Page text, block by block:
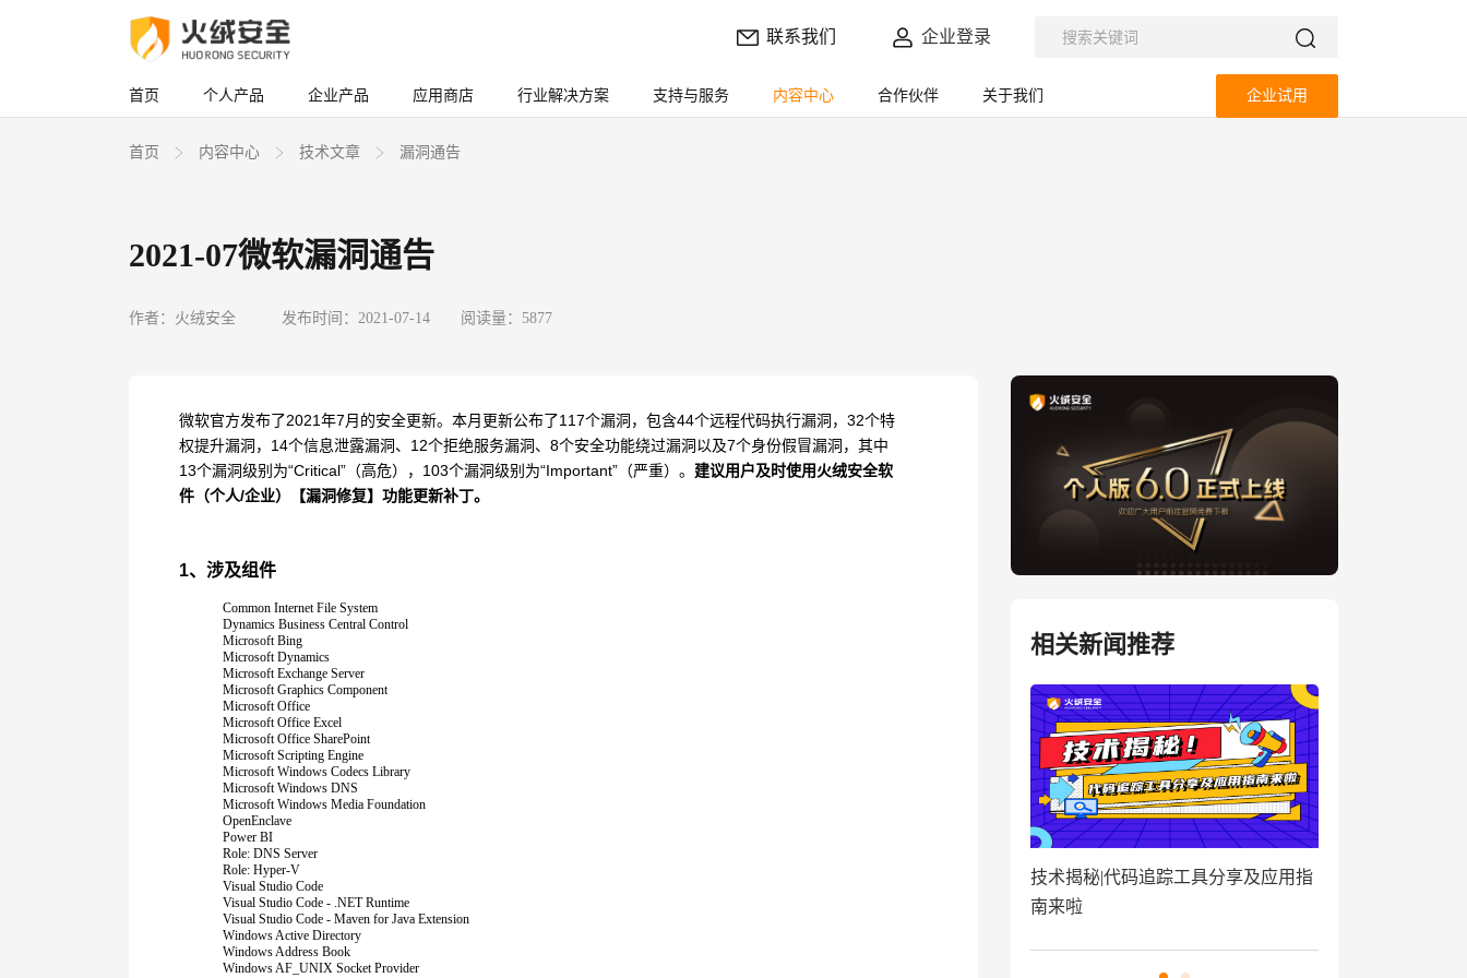
联系我们 企业登录
首页 个人产品 企业产品 应用商店 行业解决方案 支持与服务 内容中心 合作伙伴 关于我们 企业试用
首页 内容中心 技术文章 漏洞通告
2021-07微软漏洞通告
作者：火绒安全 发布时间：2021-07-14 阅读量：5877
微软官方发布了2021年7月的安全更新。本月更新公布了117个漏洞，包含44个远程代码执行漏洞， 32个特
权提升漏洞， 14个信息泄露漏洞、 12个拒绝服务漏洞、 8个安全功能绕过漏洞以及7个身份假冒漏洞，其中
13个漏洞级别为“Critical”（高危）， 103个漏洞级别为“Important”（严重）。 建议用户及时使用火绒安全软
件（个人/企业）【漏洞修复】功能更新补丁。
1、涉及组件
Common Internet File System
Dynamics Business Central Control
Microsoft Bing
Microsoft Dynamics
Microsoft Exchange Server
Microsoft Graphics Component
Microsoft Office
Microsoft Office Excel
Microsoft Office SharePoint
Microsoft Scripting Engine
Microsoft Windows Codecs Library
Microsoft Windows DNS
Microsoft Windows Media Foundation
OpenEnclave
Power BI
Role: DNS Server
Role: Hyper-V
Visual Studio Code
Visual Studio Code - .NET Runtime
Visual Studio Code - Maven for Java Extension
Windows Active Directory
Windows Address Book
Windows AF_UNIX Socket Provider
相关新闻推荐
技术揭秘|代码追踪工具分享及应用指
南来啦